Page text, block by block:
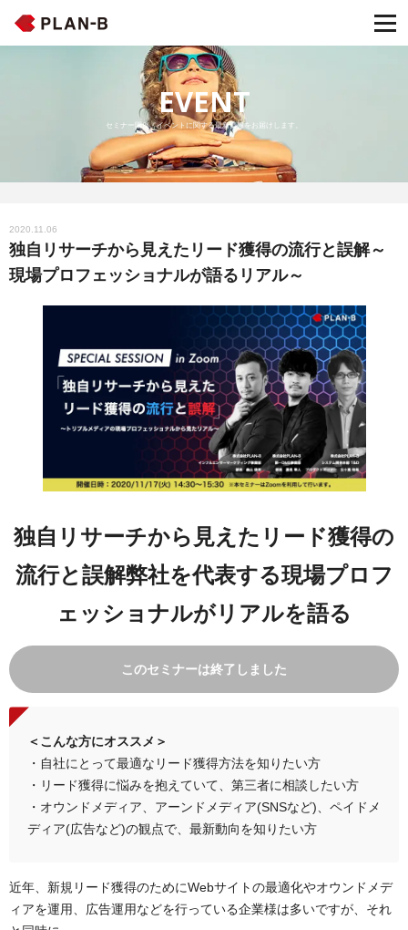
EVENT
セミナー開催・イベントに関する最新情報をお届けします。
2020.11.06
独自リサーチから見えたリード獲得の流行と誤解～
現場プロフェッショナルが語るリアル～
独自リサーチから見えたリード獲得の
流行と誤解弊社を代表する現場プロフ
ェッショナルがリアルを語る
このセミナーは終了しました
＜こんな方にオススメ＞
・自社にとって最適なリード獲得方法を知りたい方
・リード獲得に悩みを抱えていて、第三者に相談したい方
・オウンドメディア、アーンドメディア(SNSなど)、ペイドメ
ディア(広告など)の観点で、最新動向を知りたい方
近年、新規リード獲得のためにWebサイトの最適化やオウンドメデ
ィアを運用、広告運用などを行っている企業様は多いですが、それ